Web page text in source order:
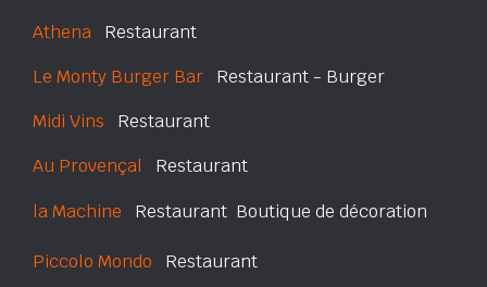
Athena Restaurant
Le Monty Burger Bar Restaurant - Burger
Midi Vins Restaurant
Au Provençal Restaurant
la Machine Restaurant  Boutique de décoration
Piccolo Mondo Restaurant